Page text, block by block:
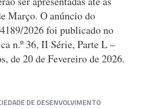
Março. O anúncio do
2026 foi publicado no
n.º 36, II Série, Parte L –
de 20 de Fevereiro de 2026.
DE DESENVOLVIMENTO